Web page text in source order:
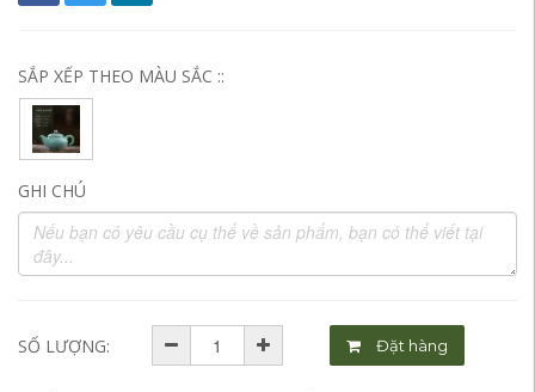
SẮP XẾP THEO MÀU SẮC ::
GHI CHÚ
SỐ LƯỢNG: Đặt hàng